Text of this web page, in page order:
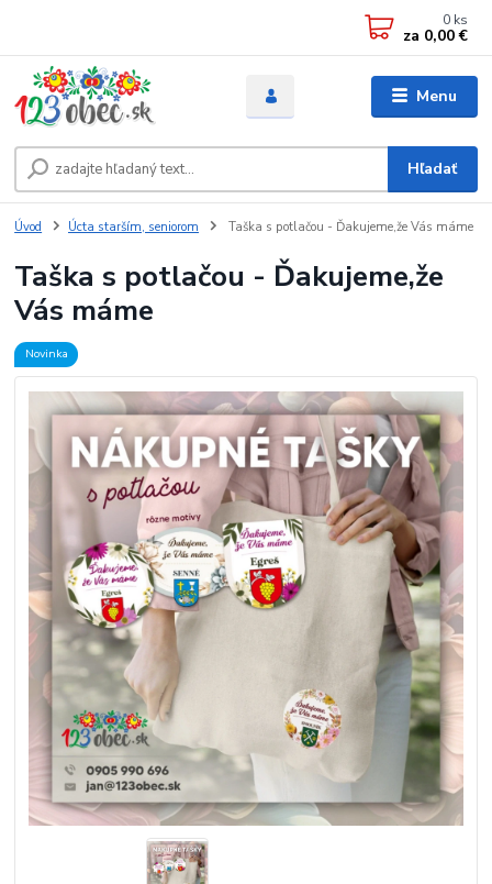
Menu
Hľadať
0 ks
za 0,00 €
Úvod Úcta starším, seniorom Taška s potlačou - Ďakujeme,že Vás máme
Taška s potlačou - Ďakujeme,že
Vás máme
Novinka